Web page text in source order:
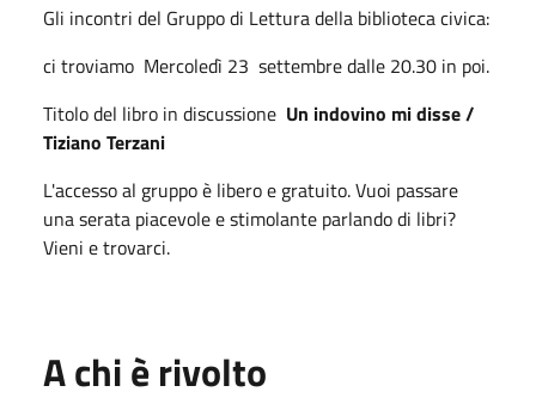
Gli incontri del Gruppo di Lettura della biblioteca civica:
ci troviamo Mercoledì 23 settembre dalle 20.30 in poi.
Titolo del libro in discussione Un indovino mi disse /
Tiziano Terzani
L'accesso al gruppo è libero e gratuito. Vuoi passare
una serata piacevole e stimolante parlando di libri?
Vieni e trovarci.
A chi è rivolto